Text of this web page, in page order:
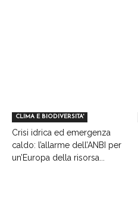
CLIMA E BIODIVERSITA'
Crisi idrica ed emergenza
caldo: l’allarme dell’ANBI per
un’Europa della risorsa...